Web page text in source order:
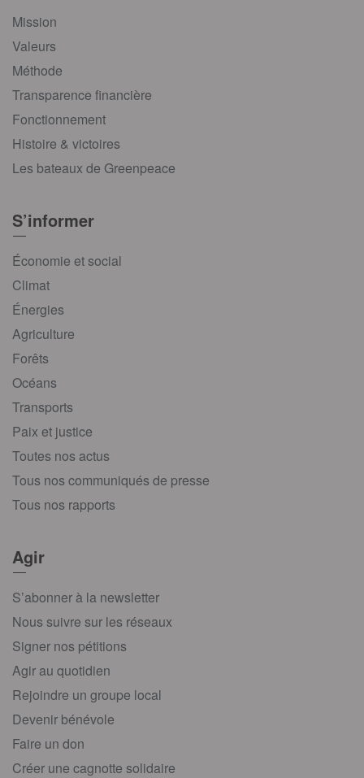
Mission
Valeurs
Méthode
Transparence financière
Fonctionnement
Histoire & victoires
Les bateaux de Greenpeace
S’informer
Économie et social
Climat
Énergies
Agriculture
Forêts
Océans
Transports
Paix et justice
Toutes nos actus
Tous nos communiqués de presse
Tous nos rapports
Agir
S’abonner à la newsletter
Nous suivre sur les réseaux
Signer nos pétitions
Agir au quotidien
Rejoindre un groupe local
Devenir bénévole
Faire un don
Créer une cagnotte solidaire